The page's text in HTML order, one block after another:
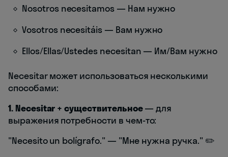
Nosotros necesitamos — Нам нужно
Vosotros necesitáis — Вам нужно
Ellos/Ellas/Ustedes necesitan — Им/Вам нужно
Necesitar может использоваться несколькими
способами:
1. Necesitar + существительное— для
выражения потребности в чем-то:
"Necesito un bolígrafo." — "Мне нужна ручка." ✏️